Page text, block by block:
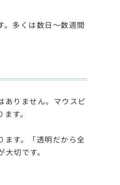
。多くは数日〜数週間
ありません。マウスピ
す。
ます。「透明だから全
切です。